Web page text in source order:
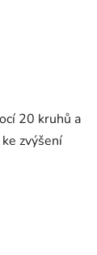
20 kruhů a
zvýšení